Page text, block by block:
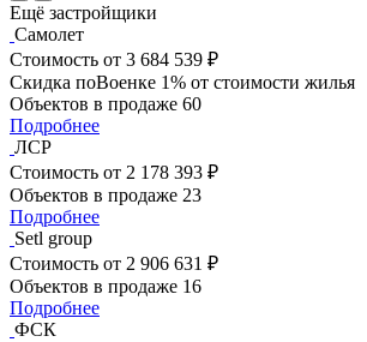
Ещё застройщики
Самолет
Стоимость от 3 684 539 ₽
Скидка поВоенке 1% от стоимости жилья
Объектов в продаже 60
Подробнее
ЛСР
Стоимость от 2 178 393 ₽
Объектов в продаже 23
Подробнее
Setl group
Стоимость от 2 906 631 ₽
Объектов в продаже 16
Подробнее
ФСК